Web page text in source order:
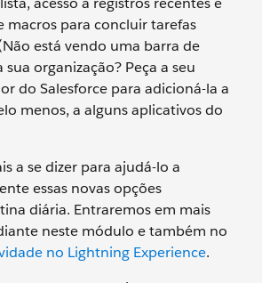
macros para concluir tarefas
está vendo uma barra de
organização? Peça a seu
do Salesforce para adicioná-la a
menos, a alguns aplicativos do
a se dizer para ajudá-lo a
essas novas opções
diária. Entraremos em mais
neste módulo e também no
no Lightning Experience.